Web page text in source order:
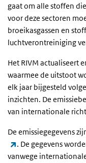
gaat om alle stoffen
voor deze sectoren
broeikasgassen en
luchtverontreiniging
Het RIVM actualiseert
waarmee de uitstoot
elk jaar bijgesteld
inzichten. De
van internationale
De emissiegegevens
(externe link)
. De gegevens
vanwege